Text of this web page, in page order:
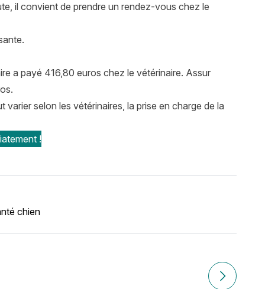
il convient de prendre un rendez-vous chez le
a payé 416,80 euros chez le vétérinaire. Assur
selon les vétérinaires, la prise en charge de la
!
chien